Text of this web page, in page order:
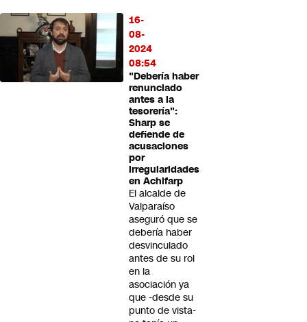
16-
08-
2024
08:54
"Debería haber
renunciado
antes a la
tesorería":
Sharp se
defiende de
acusaciones
por
irregularidades
en Achifarp
El alcalde de
Valparaíso
aseguró que se
debería haber
desvinculado
antes de su rol
en la
asociación ya
que -desde su
punto de vista-